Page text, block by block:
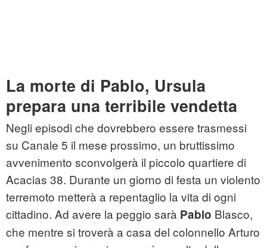
La morte di Pablo, Ursula
prepara una terribile vendetta
Negli episodi che dovrebbero essere trasmessi
su Canale 5 il mese prossimo, un bruttissimo
avvenimento sconvolgerà il piccolo quartiere di
Acacias 38. Durante un giorno di festa un violento
terremoto metterà a repentaglio la vita di ogni
cittadino. Ad avere la peggio sarà Pablo Blasco,
che mentre si troverà a casa del colonnello Arturo